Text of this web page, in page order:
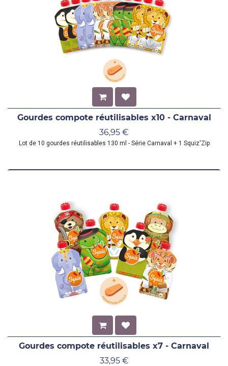
Gourdes compote réutilisables x10 - Carnaval
36,95 €
Lot de 10 gourdes réutilisables 130 ml - Série Carnaval + 1 Squiz'Zip
Gourdes compote réutilisables x7 - Carnaval
33,95€